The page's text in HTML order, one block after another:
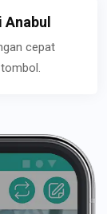
Anabul
cepat